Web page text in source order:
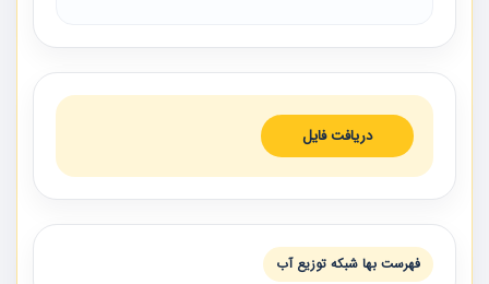
دریافت فایل
فهرست بها شبكه توزيع آب